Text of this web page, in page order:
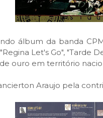
álbum da banda
Let's Go", "Tarde
ouro em território
Araujo pela